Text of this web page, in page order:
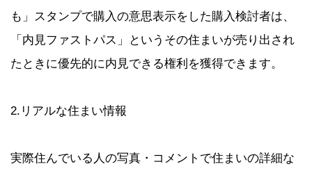
も」スタンプで購入の意思表示をした購入検討者は、
「内見ファストパス」というその住まいが売り出され
たときに優先的に内見できる権利を獲得できます。
2.リアルな住まい情報
実際住んでいる人の写真・コメントで住まいの詳細な